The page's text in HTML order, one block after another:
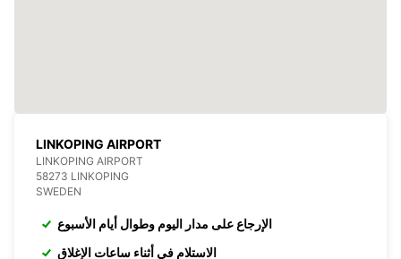
LINKOPING AIRPORT
LINKOPING AIRPORT
58273 LINKOPING
SWEDEN
الإرجاع على مدار اليوم وطوال أيام الأسبوع
الاستلام في أثناء ساعات الإغلاق